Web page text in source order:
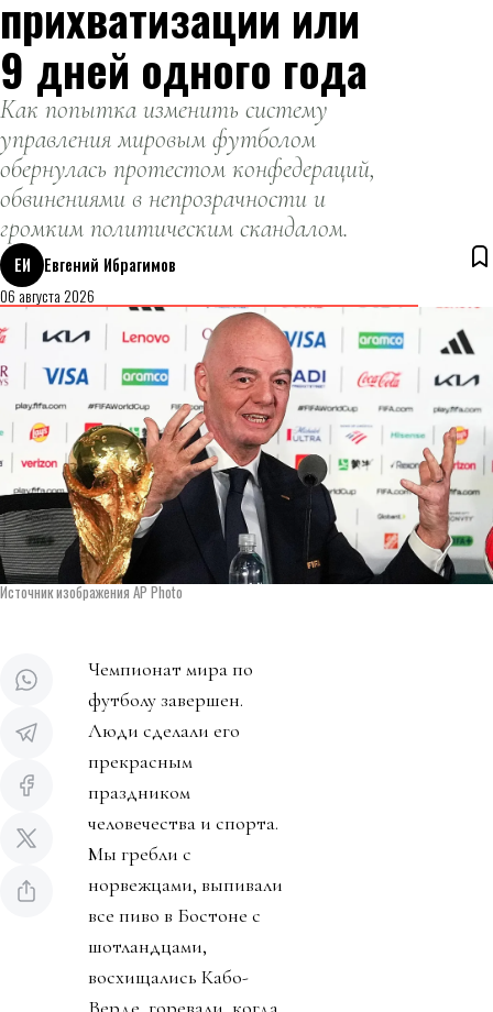
прихватизации или
9 дней одного года
Как попытка изменить систему
управления мировым футболом
обернулась протестом конфедераций,
обвинениями в непрозрачности и
громким политическим скандалом.
ЕИ
Евгений Ибрагимов
06 августа 2026
Источник изображения AP Photo
Чемпионат мира по
футболу завершен.
Люди сделали его
прекрасным
праздником
человечества и спорта.
Мы гребли с
норвежцами, выпивали
все пиво в Бостоне с
шотландцами,
восхищались Кабо-